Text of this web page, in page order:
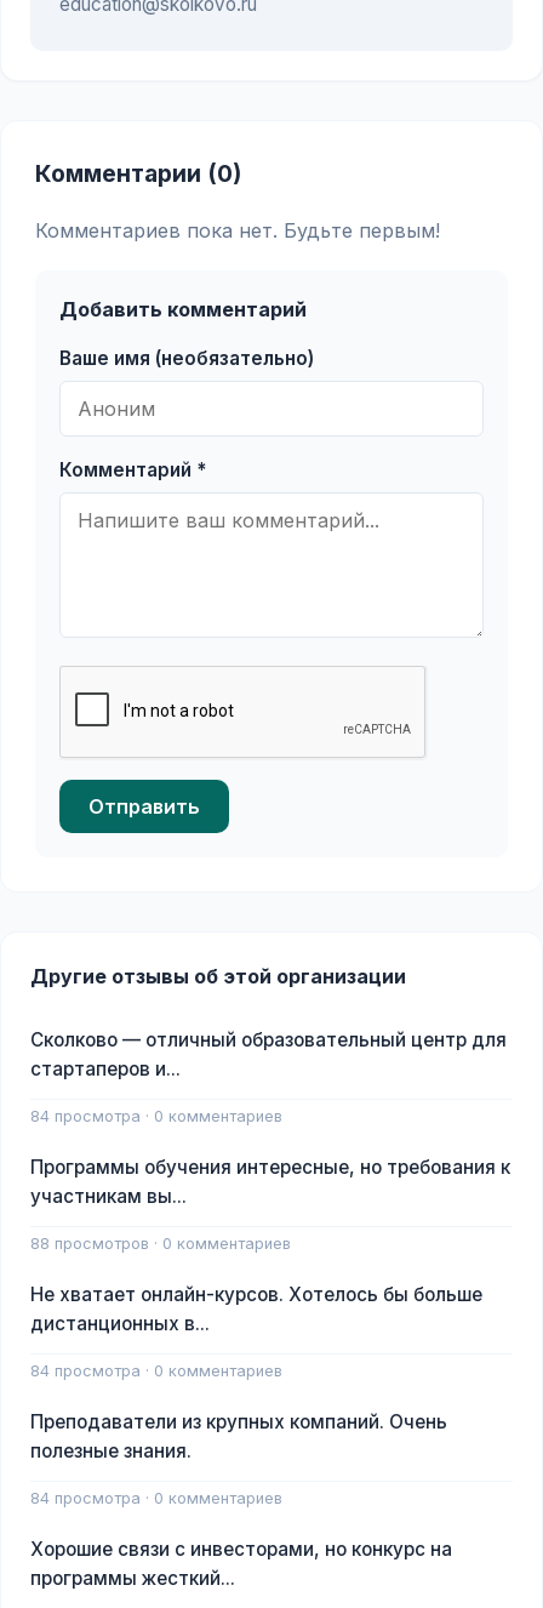
Комментарии (0)
Комментариев пока нет. Будьте первым!
Добавить комментарий
Ваше имя (необязательно)
Комментарий *
Отправить
Другие отзывы об этой организации
Сколково — отличный образовательный центр для
стартаперов и...
84 просмотра · 0 комментариев
Программы обучения интересные, но требования к
участникам вы...
88 просмотров · 0 комментариев
Не хватает онлайн-курсов. Хотелось бы больше
дистанционных в...
84 просмотра · 0 комментариев
Преподаватели из крупных компаний. Очень
полезные знания.
84 просмотра · 0 комментариев
Хорошие связи с инвесторами, но конкурс на
программы жесткий...